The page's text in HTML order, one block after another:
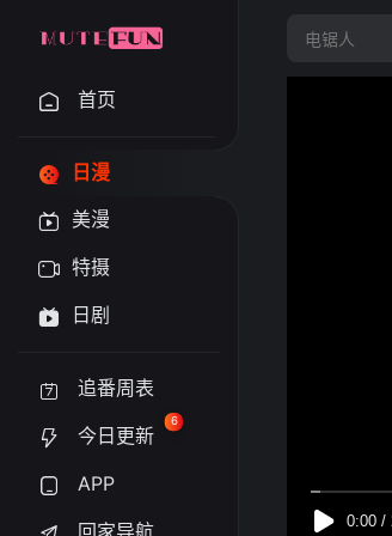
首页
日漫
美漫
特摄
日剧
追番周表
今日更新
6
APP
回家导航